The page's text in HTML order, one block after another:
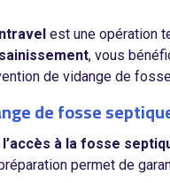
est une opération
, vous
de vidange de
de fosse
l’accès à la fosse
permet de